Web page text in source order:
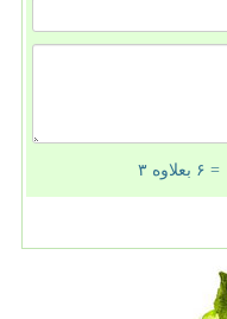
= ۶ بعلاوه ۳